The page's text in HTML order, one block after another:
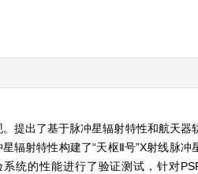
提出了基于脉冲星辐射特性和航天器
辐射特性构建了“天枢Ⅱ号”X射线脉冲
统的性能进行了验证测试，针对